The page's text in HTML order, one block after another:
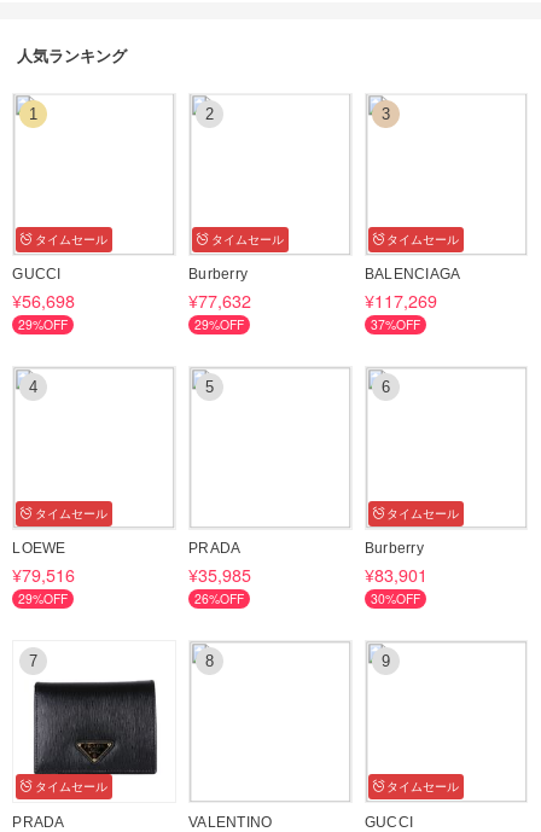
「発送前」実物と付属品の画像を 提供して差し上げます。
および正規品であることを保証した上で証明写真を提供します。他に必
要な商品画像があれば追加撮影を依頼することができます。お客様ご自
BUYMAでは注文時に「あんしんプラス」に申し込んでいれば、返品を
申請することができます。
※あんしんプラスのオプションをつけてご購入いただくことをお勧めし
ています。 補償を申請すると、該当箇所や今後の対応についてのやり取
りを、出品者と直接ではなく、BUYMA事務局と行うことになります。
●参考価格は海外の小売価格で、国内定価と違いがあります。 換算は新
人気ランキング
1
タイムセール
GUCCI
¥56,698
29%OFF
2
タイムセール
Burberry
¥77,632
29%OFF
3
タイムセール
BALENCIAGA
¥117,269
37%OFF
4
タイムセール
LOEWE
¥79,516
29%OFF
5
PRADA
¥35,985
26%OFF
6
タイムセール
Burberry
¥83,901
30%OFF
7
タイムセール
PRADA
8
VALENTINO
9
タイムセール
GUCCI